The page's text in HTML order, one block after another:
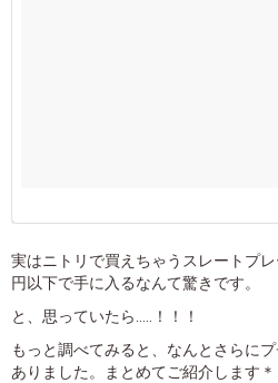
実はニトリで買えちゃうスレートプ
円以下で手に入るなんて驚きです。
と、思っていたら.....！！！
もっと調べてみると、なんとさらに
ありました。まとめてご紹介します＊